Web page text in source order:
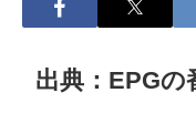
出典：EPGの